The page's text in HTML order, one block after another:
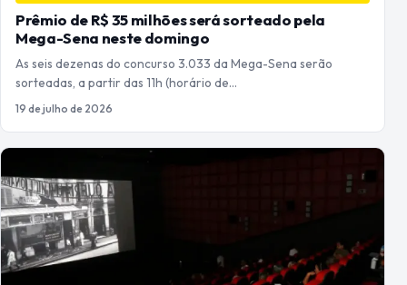
Prêmio de R$ 35 milhões será sorteado pela
Mega-Sena neste domingo
As seis dezenas do concurso 3.033 da Mega-Sena serão
sorteadas, a partir das 11h (horário de…
19 de julho de 2026